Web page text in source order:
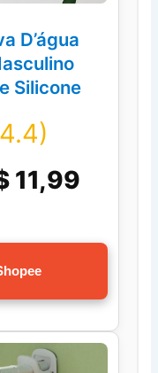
D’água
Silicone
11,99